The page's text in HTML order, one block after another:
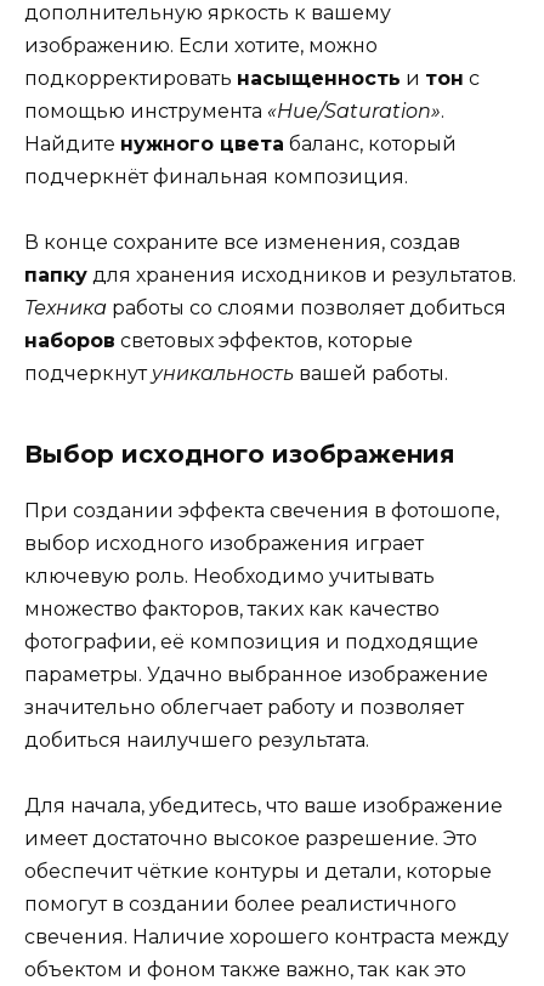
дополнительную яркость к вашему
изображению. Если хотите, можно
подкорректировать насыщенность и тон с
помощью инструмента «Hue/Saturation».
Найдите нужного цвета баланс, который
подчеркнёт финальная композиция.
В конце сохраните все изменения, создав
папку для хранения исходников и результатов.
Техника работы со слоями позволяет добиться
наборов световых эффектов, которые
подчеркнут уникальность вашей работы.
Выбор исходного изображения
При создании эффекта свечения в фотошопе,
выбор исходного изображения играет
ключевую роль. Необходимо учитывать
множество факторов, таких как качество
фотографии, её композиция и подходящие
параметры. Удачно выбранное изображение
значительно облегчает работу и позволяет
добиться наилучшего результата.
Для начала, убедитесь, что ваше изображение
имеет достаточно высокое разрешение. Это
обеспечит чёткие контуры и детали, которые
помогут в создании более реалистичного
свечения. Наличие хорошего контраста между
объектом и фоном также важно, так как это